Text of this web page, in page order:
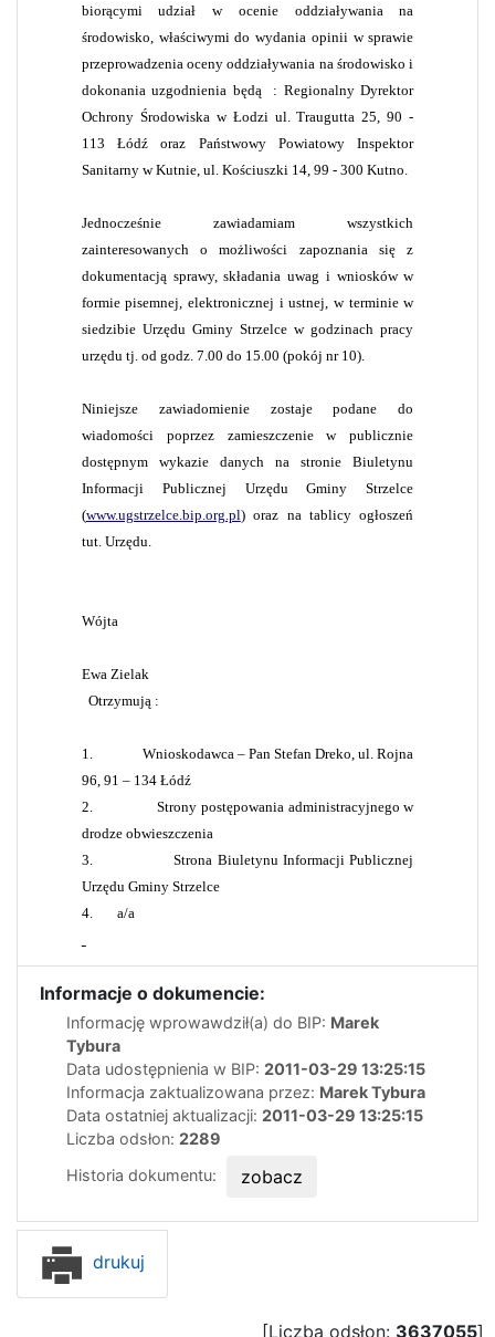
biorącymi udział w ocenie oddziaływania na
środowisko, właściwymi do wydania opinii w sprawie
przeprowadzenia oceny oddziaływania na środowisko i
dokonania uzgodnienia będą
: Regionalny Dyrektor
Ochrony Środowiska w Łodzi ul. Traugutta 25, 90 -
113 Łódź oraz Państwowy Powiatowy Inspektor
Sanitarny w Kutnie, ul. Kościuszki 14, 99 - 300 Kutno.
Jednocześnie zawiadamiam wszystkich
zainteresowanych o możliwości zapoznania się z
dokumentacją sprawy, składania uwag i wniosków w
formie pisemnej, elektronicznej i ustnej, w terminie w
siedzibie Urzędu Gminy Strzelce w godzinach pracy
urzędu tj. od godz. 7.00 do 15.00 (pokój nr 10).
Niniejsze zawiadomienie zostaje podane do
wiadomości poprzez zamieszczenie w publicznie
dostępnym wykazie danych na stronie Biuletynu
Informacji Publicznej Urzędu Gminy Strzelce
(www.ugstrzelce.bip.org.pl) oraz na tablicy ogłoszeń
tut. Urzędu.
Wójta
Ewa Zielak
Otrzymują :
1.
Wnioskodawca – Pan Stefan Dreko, ul. Rojna
96, 91 – 134 Łódź
2.
Strony postępowania administracyjnego w
drodze obwieszczenia
3.
Strona Biuletynu Informacji Publicznej
Urzędu Gminy Strzelce
4.
a/a
Informacje o dokumencie:
Informację wprowawdził(a) do BIP: Marek
Tybura
Data udostępnienia w BIP: 2011-03-29 13:25:15
Informacja zaktualizowana przez: Marek Tybura
Data ostatniej aktualizacji: 2011-03-29 13:25:15
Liczba odsłon: 2289
Historia dokumentu:
zobacz
drukuj
[Liczba odsłon: 3637055]